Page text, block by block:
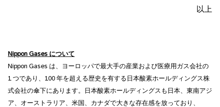
以上
Nippon Gases について
Nippon Gases は、ヨーロッパで最大手の産業および医療用ガス会社の
1 つであり、100 年を超える歴史を有する日本酸素ホールディングス株
式会社の傘下にあります。日本酸素ホールディングスも日本、東南アジ
ア、オーストラリア、米国、カナダで大きな存在感を放っており、